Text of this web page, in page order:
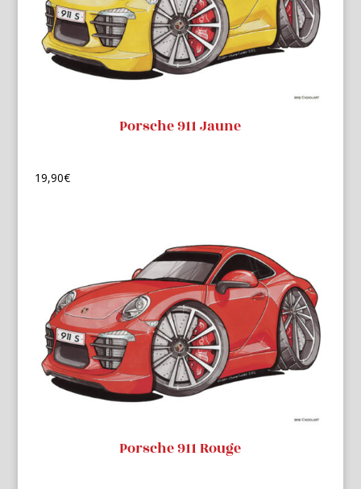
Porsche 911 Jaune
19,90€
Porsche 911 Rouge